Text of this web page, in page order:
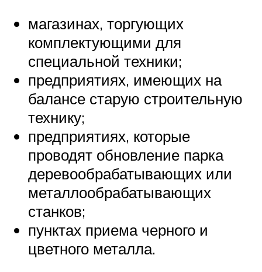
магазинах, торгующих
комплектующими для
специальной техники;
предприятиях, имеющих на
балансе старую строительную
технику;
предприятиях, которые
проводят обновление парка
деревообрабатывающих или
металлообрабатывающих
станков;
пунктах приема черного и
цветного металла.